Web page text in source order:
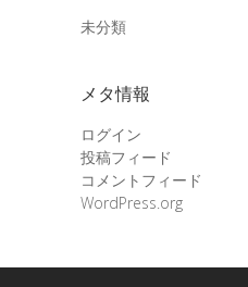
未分類
メタ情報
ログイン
投稿フィード
コメントフィード
WordPress.org